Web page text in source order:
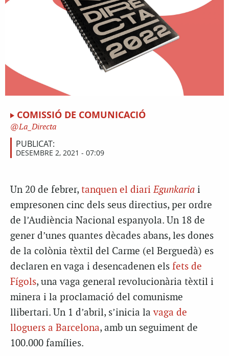
COMISSIÓ DE COMUNICACIÓ
La_Directa
PUBLICAT:
DESEMBRE 2, 2021 - 07:09
Un 20 de febrer, tanquen el diariEgunkaria i
empresonen cinc dels seus directius, per ordre
de l’Audiència Nacional espanyola. Un 18 de
gener d’unes quantes dècades abans, les dones
de la colònia tèxtil del Carme (el Berguedà) es
declaren en vaga i desencadenen els fets de
Fígols, una vaga general revolucionària tèxtil i
minera i la proclamació del comunisme
llibertari. Un 1 d’abril, s’inicia lavaga de
lloguers a Barcelona, amb un seguiment de
100.000 famílies.